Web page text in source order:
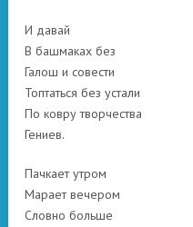
И давай
В башмаках без
Галош и совести
Топтаться без устали
По ковру творчества
Гениев.
Пачкает утром
Марает вечером
Словно больше